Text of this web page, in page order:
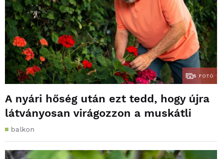
5 FOTÓ
A nyári hőség után ezt tedd, hogy újra
látványosan virágozzon a muskátli
balkon